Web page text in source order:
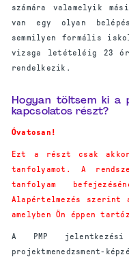
számára valamelyik
van egy olyan
semmilyen formális
vizsga letételéig 23
rendelkezik.
Hogyan töltsem ki a
kapcsolatos részt?
Óvatosan!
Ezt a részt csak
tanfolyamot. A
tanfolyam
Alapértelmezés
amelyben Ön éppen
A PMP